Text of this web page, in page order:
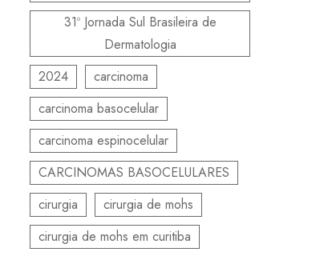
31º Jornada Sul Brasileira de
Dermatologia
2024
carcinoma
carcinoma basocelular
carcinoma espinocelular
CARCINOMAS BASOCELULARES
cirurgia
cirurgia de mohs
cirurgia de mohs em curitiba